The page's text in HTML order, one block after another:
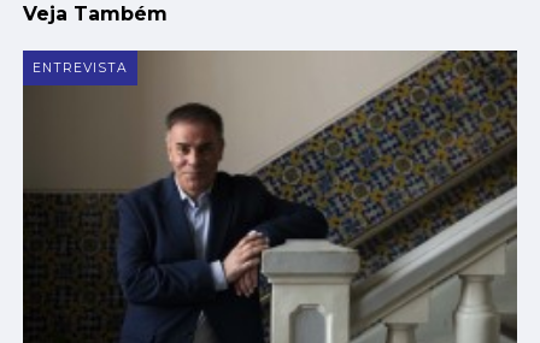
Veja Também
ENTREVISTA